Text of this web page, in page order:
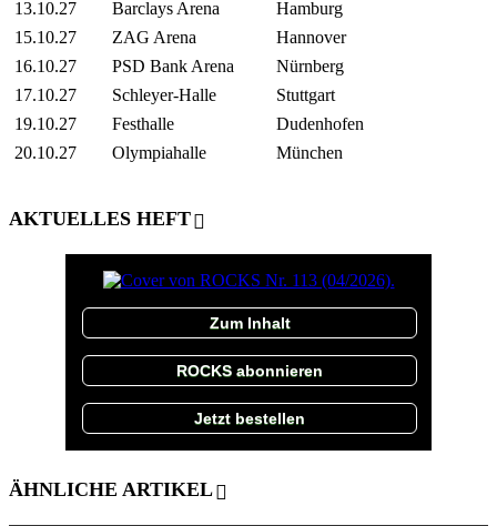
13.10.27
Barclays Arena
Hamburg
15.10.27
ZAG Arena
Hannover
16.10.27
PSD Bank Arena
Nürnberg
17.10.27
Schleyer-Halle
Stuttgart
19.10.27
Festhalle
Dudenhofen
20.10.27
Olympiahalle München
AKTUELLES HEFT
Zum Inhalt
ROCKS abonnieren
Jetzt bestellen
ÄHNLICHE ARTIKEL